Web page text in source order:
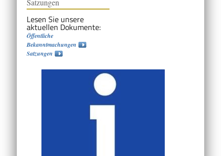
Lesen Sie unsere
aktuellen Dokumente:
Öffentliche
Bekanntmachungen
Satzungen